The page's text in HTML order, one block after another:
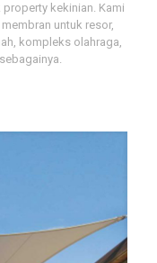
kekinian. Kami
untuk resor,
kompleks olahraga,